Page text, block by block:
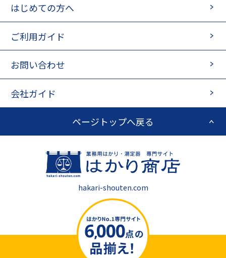
はじめての方へ
ご利用ガイド
お問い合わせ
会社ガイド
ページトップへ戻る
hakari-shouten.com